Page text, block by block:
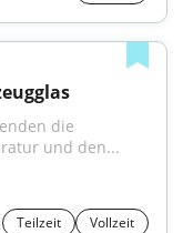
die
und den...
Teilzeit Vollzeit